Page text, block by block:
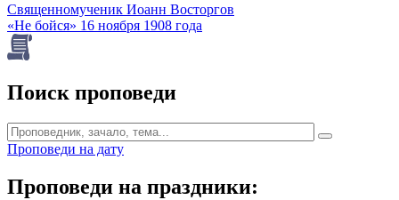
Священномученик Иоанн Восторгов
«Не бойся» 16 ноября 1908 года
Поиск проповеди
Проповеди на дату
Проповеди на праздники: